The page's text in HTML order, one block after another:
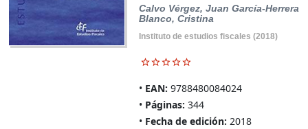
Calvo Vérgez, Juan García-Herrera
Blanco, Cristina
Instituto de estudios fiscales (2018)
EAN: 9788480084024
Páginas: 344
Fecha de edición: 2018